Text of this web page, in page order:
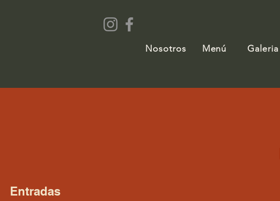
Nosotros Menú Galeria
Entradas